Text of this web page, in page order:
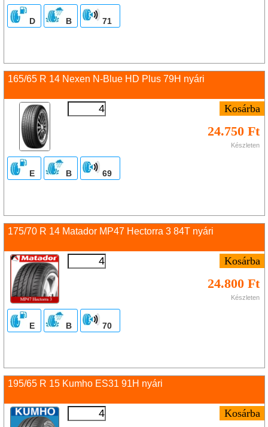
D B 71
165/65 R 14 Nexen N-Blue HD Plus 79H nyári
24.750 Ft
Készleten
E B 69
175/70 R 14 Matador MP47 Hectorra 3 84T nyári
24.800 Ft
Készleten
E B 70
195/65 R 15 Kumho ES31 91H nyári